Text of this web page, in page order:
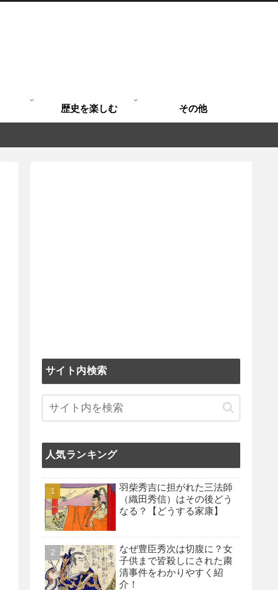
歴史を楽しむ その他
サイト内検索
人気ランキング
羽柴秀吉に担がれた三法師
（織田秀信）はその後どう
なる？【どうする家康】
なぜ豊臣秀次は切腹に？女
子供まで皆殺しにされた粛
清事件をわかりやすく紹
介！